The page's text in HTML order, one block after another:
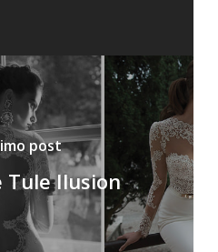
post
Tule Ilusion